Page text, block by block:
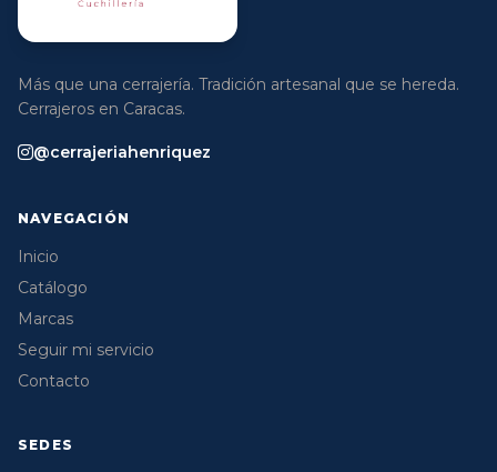
Más que una cerrajería. Tradición artesanal que se hereda.
Cerrajeros en Caracas.
@cerrajeriahenriquez
NAVEGACIÓN
Inicio
Catálogo
Marcas
Seguir mi servicio
Contacto
SEDES